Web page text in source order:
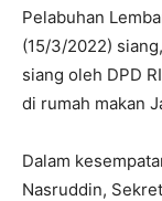
Pelabuhan
(15/3/2022)
siang oleh DPD
di rumah makan
Dalam
Nasruddin,